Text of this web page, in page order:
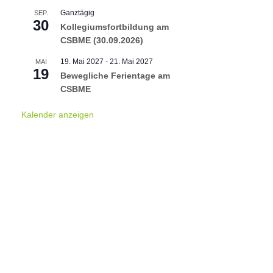
SEP.
30
Ganztägig
Kollegiumsfortbildung am
CSBME (30.09.2026)
MAI
19
19. Mai 2027 -21. Mai 2027
Bewegliche Ferientage am
CSBME
Kalender anzeigen